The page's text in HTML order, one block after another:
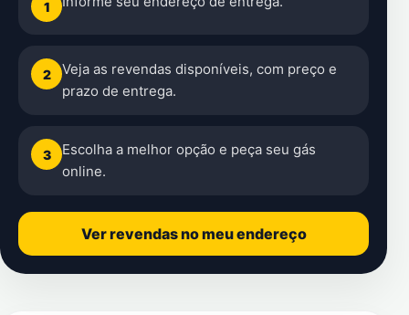
1
2
Veja as revendas disponíveis, com preço e
prazo de entrega.
3
Escolha a melhor opção e peça seu gás
online.
Ver revendas no meu endereço